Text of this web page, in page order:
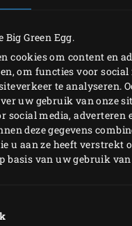
Big Green Egg.
cookies om content en
om functies voor social
te analyseren.
uw gebruik van onze
social media, adverteren
deze gegevens
u aan ze heeft verstrekt
basis van uw gebruik
Draai de broodjes een